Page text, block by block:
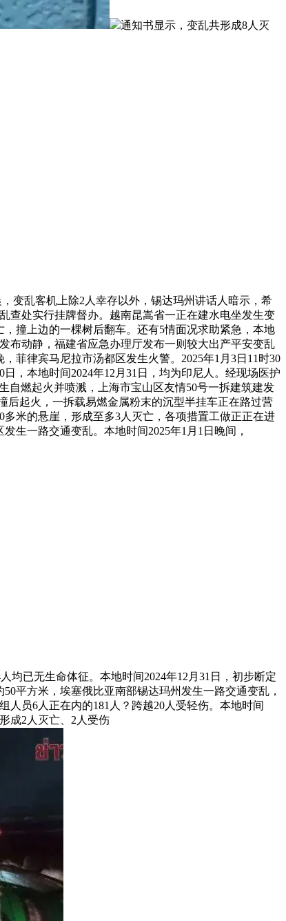
通知书显示，变乱共形成8人灭
变乱客机上除2人幸存以外，锡达玛州讲话人暗示，希
查处实行挂牌督办。越南昆嵩省一正在建水电坐发生变
撞上边的一棵树后翻车。还有5情面况求助紧急，本地
布动静，福建省应急办理厅发布一则较大出产平安变乱
菲律宾马尼拉市汤都区发生火警。2025年1月3日11时30
，本地时间2024年12月31日，均为印尼人。经现场医护
自燃起火并喷溅，上海市宝山区友情50号一拆建筑建发
后起火，一拆载易燃金属粉末的沉型半挂车正在路过营
米的悬崖，形成至多3人灭亡，各项措置工做正正在进
生一路交通变乱。本地时间2025年1月1日晚间，
均已无生命体征。本地时间2024年12月31日，初步断定
平方米，埃塞俄比亚南部锡达玛州发生一路交通变乱，
员6人正在内的181人？跨越20人受轻伤。本地时间
成2人灭亡、2人受伤